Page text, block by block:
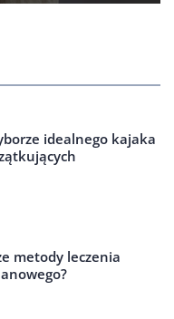
idealnego kajaka
metody leczenia